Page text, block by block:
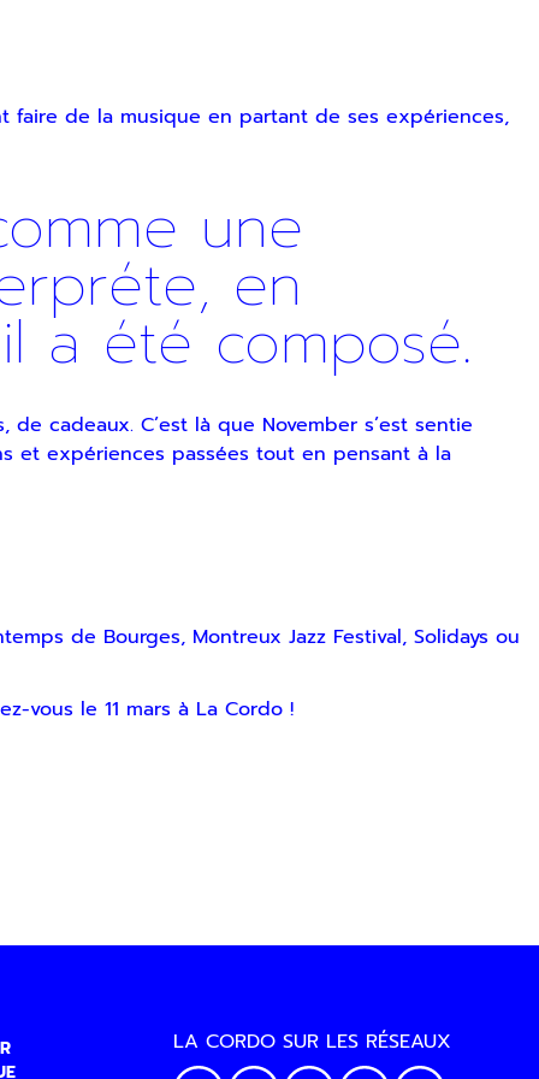
faire de la musique en partant de ses expériences,
une
en
a été composé.
cadeaux. C’est là que November s’est sentie
et expériences passées tout en pensant à la
de Bourges, Montreux Jazz Festival, Solidays ou
vous le 11 mars à La Cordo !
LA CORDO SUR LES RÉSEAUX